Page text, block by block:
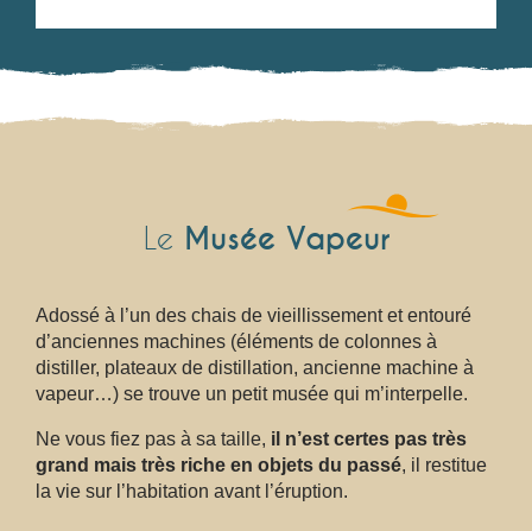
Le Musée Vapeur
Adossé à l’un des chais de vieillissement et entouré
d’anciennes machines (éléments de colonnes à
distiller, plateaux de distillation, ancienne machine à
vapeur…) se trouve un petit musée qui m’interpelle.
Ne vous fiez pas à sa taille, il n’est certes pas très
grand mais très riche en objets du passé, il restitue
la vie sur l’habitation avant l’éruption.